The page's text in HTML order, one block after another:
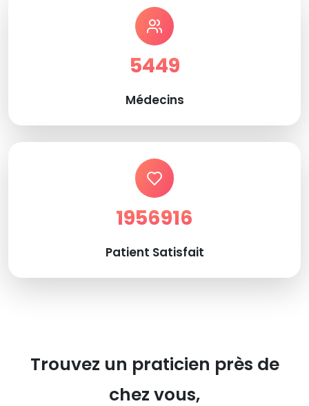
5449
Médecins
1956916
Patient Satisfait
Trouvez un praticien près de
chez vous,